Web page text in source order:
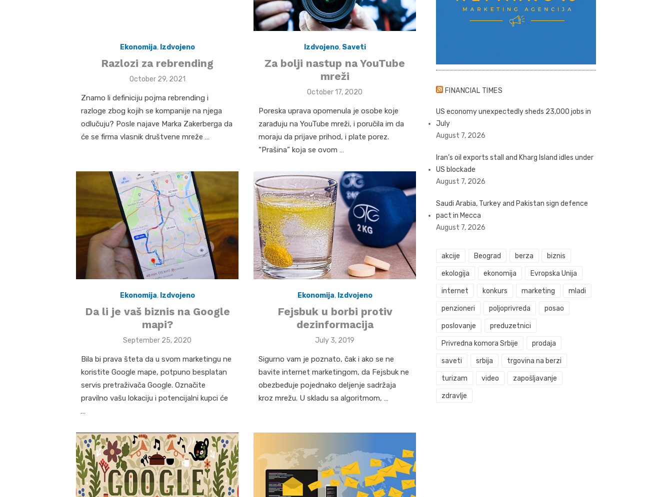
Ekonomija, Izdvojeno
Razlozi za rebrending
Posted
October 29, 2021
Znamo li definiciju pojma rebrending i
razloge zbog kojih se kompanije na njega
odlučuju? Posle najave Marka Zakerberga da
će se firma vlasnik društvene mreže …
Izdvojeno, Saveti
Za bolji nastup na YouTube
mreži
Posted
October 17, 2020
Poreska uprava opomenula je osobe koje
zarađuju na YouTube mreži, i poručila im da
moraju da prijave prihod, i plate porez.
“Prašina” koja se ovom …
Ekonomija, Izdvojeno
Da li je vaš biznis na Google
mapi?
Posted
September 25, 2020
Bila bi prava šteta da u svom marketingu ne
koristite Google mape, potpuno besplatan
servis pretraživača Google. Označite
pravilno vašu lokaciju i potencijalni kupci će
…
Ekonomija, Izdvojeno
Fejsbuk u borbi protiv
dezinformacija
Posted
July 3, 2019
Sigurno vam je poznato, čak i ako se ne
bavite internet marketingom, da Fejsbuk ne
obezbeđuje pojednako deljenje sadržaja
kroz mrežu. U skladu sa algoritmom, …
FINANCIAL TIMES
US economy unexpectedly sheds 23,000 jobs in
July
August 7, 2026
Iran’s oil exports stall and Kharg Island idles under
US blockade
August 7, 2026
Saudi Arabia, Turkey and Pakistan sign defence
pact in Mecca
August 7, 2026
akcije Beograd berza biznis
ekologija ekonomija Evropska Unija
internet konkurs marketing mladi
penzioneri poljoprivreda posao
poslovanje preduzetnici
Privredna komora Srbije prodaja
saveti srbija trgovina na berzi
turizam video zapošljavanje
zdravlje